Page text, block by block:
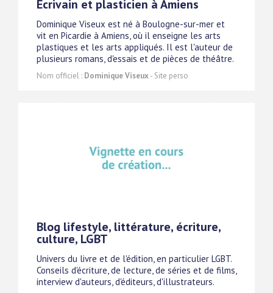
Ecrivain et plasticien à Amiens
Dominique Viseux est né à Boulogne-sur-mer et
vit en Picardie à Amiens, où il enseigne les arts
plastiques et les arts appliqués. Il est l'auteur de
plusieurs romans, d'essais et de pièces de théâtre.
Nom officiel : Dominique Viseux- Site perso
Blog lifestyle, littérature, écriture,
culture, LGBT
Univers du livre et de l'édition, en particulier LGBT.
Conseils d'écriture, de lecture, de séries et de films,
interview d'auteurs, d'éditeurs, d'illustrateurs.